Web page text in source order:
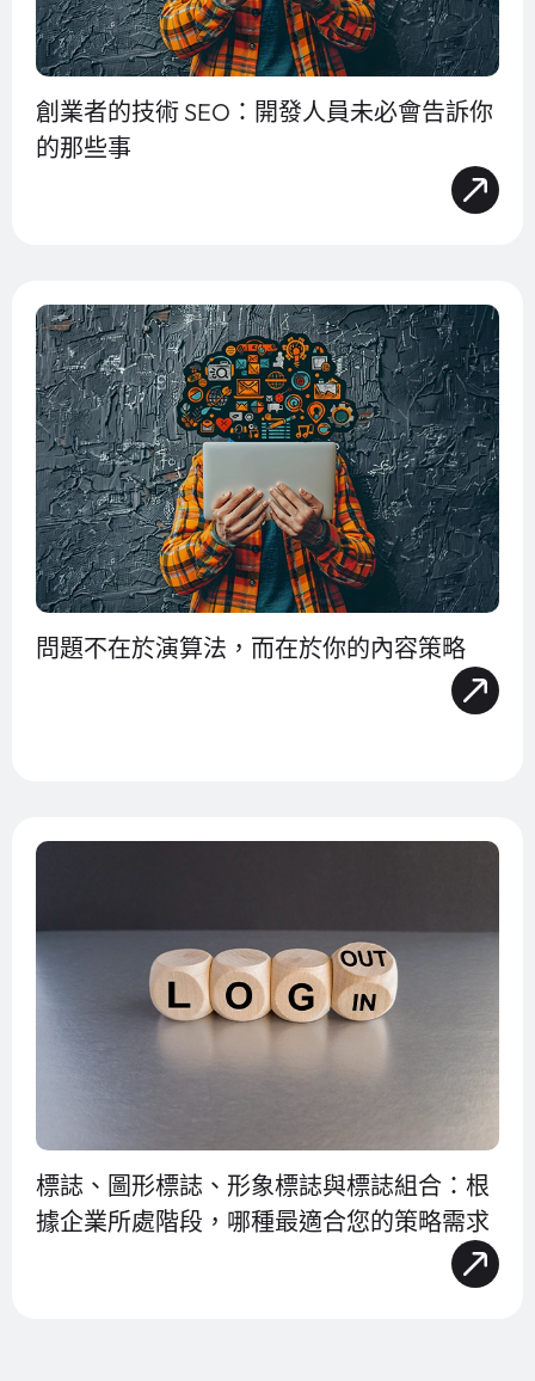
創業者的技術 SEO：開發人員未必會告訴你
的那些事
問題不在於演算法，而在於你的內容策略
標誌、圖形標誌、形象標誌與標誌組合：根
據企業所處階段，哪種最適合您的策略需求